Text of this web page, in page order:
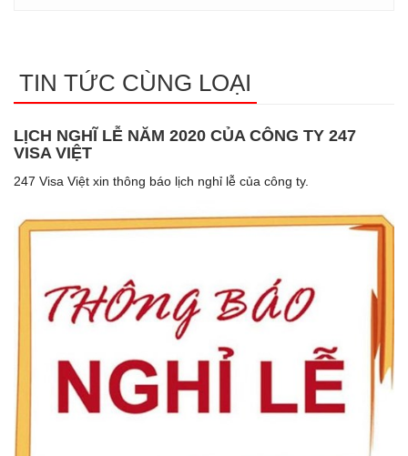
TIN TỨC CÙNG LOẠI
LỊCH NGHĨ LỄ NĂM 2020 CỦA CÔNG TY 247
VISA VIỆT
247 Visa Việt xin thông báo lịch nghỉ lễ của công ty.